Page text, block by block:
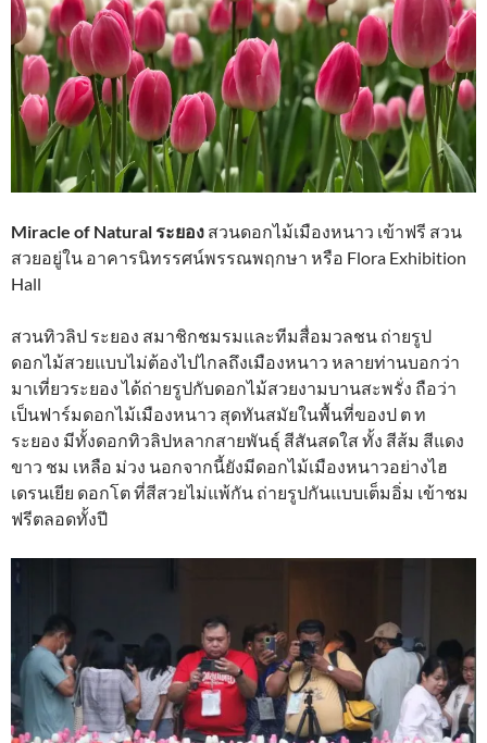
Miracle of Natural ระยอง สวนดอกไม้เมืองหนาว เข้าฟรี สวน
สวยอยู่ใน อาคารนิทรรศน์พรรณพฤกษา หรือ Flora Exhibition
Hall
สวนทิวลิป ระยอง สมาชิกชมรมและทีมสื่อมวลชน ถ่ายรูป
ดอกไม้สวยแบบไม่ต้องไปไกลถึงเมืองหนาว หลายท่านบอกว่า
มาเที่ยวระยอง ได้ถ่ายรูปกับดอกไม้สวยงามบานสะพรั่ง ถือว่า
เป็นฟาร์มดอกไม้เมืองหนาว สุดทันสมัยในพื้นที่ของป ต ท
ระยอง มีทั้งดอกทิวลิปหลากสายพันธุ์ สีสันสดใส ทั้ง สีส้ม สีแดง
ขาว ชม เหลือ ม่วง นอกจากนี้ยังมีดอกไม้เมืองหนาวอย่างไฮ
เดรนเยีย ดอกโต ที่สีสวยไม่แพ้กัน ถ่ายรูปกันแบบเต็มอิ่ม เข้าชม
ฟรีตลอดทั้งปี